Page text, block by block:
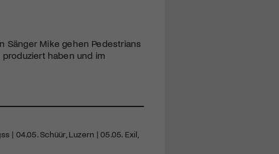
Sänger Mike gehen Pedestrians
produziert haben und im
| 04.05. Schüür, Luzern | 05.05. Exil,